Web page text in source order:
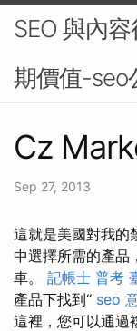
SEO 與內
期價值-seo
Cz
Sep 27, 2013
這就是美國對我的
中選擇所需的產品
車。 記帳士 普考
產品下找到“ seo
這裡，您可以通過